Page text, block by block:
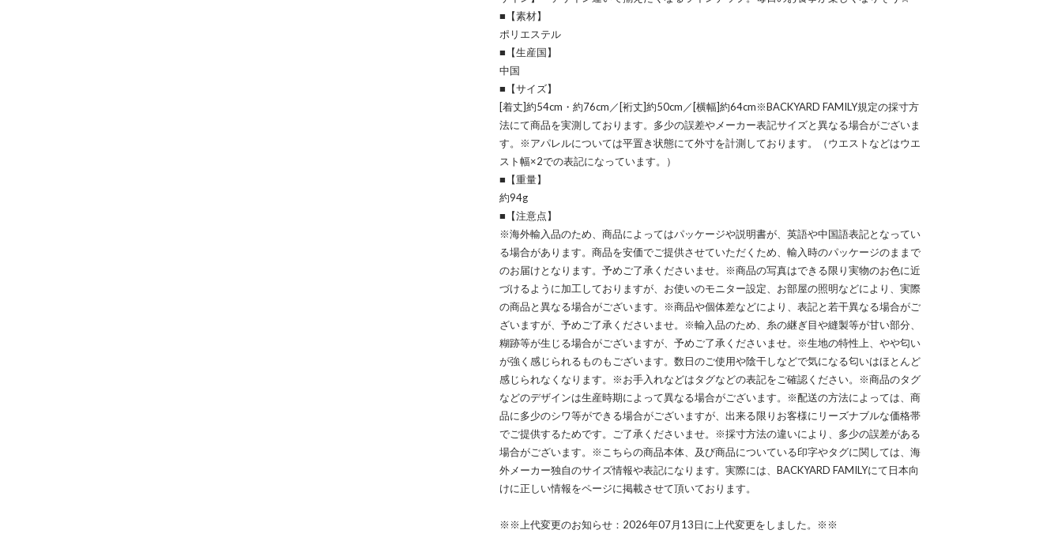
■【素材】
ポリエステル
■【生産国】
中国
■【サイズ】
[着丈]約54cm・約76cm／[裄丈]約50cm／[横幅]約64cm※BACKYARD FAMILY規定の採寸方
法にて商品を実測しております。多少の誤差やメーカー表記サイズと異なる場合がございま
す。※アパレルについては平置き状態にて外寸を計測しております。（ウエストなどはウエ
スト幅×2での表記になっています。）
■【重量】
約94g
■【注意点】
※海外輸入品のため、商品によってはパッケージや説明書が、英語や中国語表記となってい
る場合があります。商品を安価でご提供させていただくため、輸入時のパッケージのままで
のお届けとなります。予めご了承くださいませ。※商品の写真はできる限り実物のお色に近
づけるように加工しておりますが、お使いのモニター設定、お部屋の照明などにより、実際
の商品と異なる場合がございます。※商品や個体差などにより、表記と若干異なる場合がご
ざいますが、予めご了承くださいませ。※輸入品のため、糸の継ぎ目や縫製等が甘い部分、
糊跡等が生じる場合がございますが、予めご了承くださいませ。※生地の特性上、やや匂い
が強く感じられるものもございます。数日のご使用や陰干しなどで気になる匂いはほとんど
感じられなくなります。※お手入れなどはタグなどの表記をご確認ください。※商品のタグ
などのデザインは生産時期によって異なる場合がございます。※配送の方法によっては、商
品に多少のシワ等ができる場合がございますが、出来る限りお客様にリーズナブルな価格帯
でご提供するためです。ご了承くださいませ。※採寸方法の違いにより、多少の誤差がある
場合がございます。※こちらの商品本体、及び商品についている印字やタグに関しては、海
外メーカー独自のサイズ情報や表記になります。実際には、BACKYARD FAMILYにて日本向
けに正しい情報をページに掲載させて頂いております。
※※上代変更のお知らせ：2026年07月13日に上代変更をしました。※※